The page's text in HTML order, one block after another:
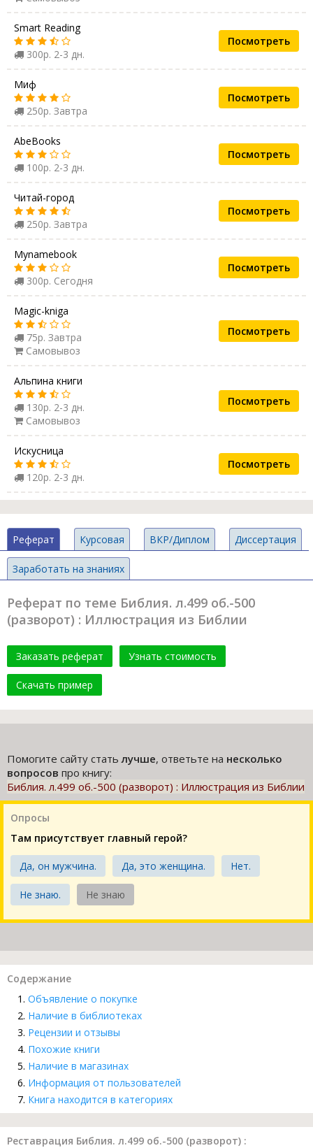
Smart Reading
300р. 2-3 дн.
Посмотреть
Миф
250р. Завтра
Посмотреть
AbeBooks
100р. 2-3 дн.
Посмотреть
Читай-город
250р. Завтра
Посмотреть
Mynamebook
300р. Сегодня
Посмотреть
Magic-kniga
75р. Завтра
Самовывоз
Посмотреть
Альпина книги
130р. 2-3 дн.
Самовывоз
Посмотреть
Искусница
120р. 2-3 дн.
Посмотреть
Реферат Курсовая ВКР/Диплом Диссертация
Заработать на знаниях
Реферат по теме Библия. л.499 об.-500
(разворот) : Иллюстрация из Библии
Заказать реферат Узнать стоимость
Скачать пример
Помогите сайту статьлучше, ответьте на несколько
вопросов про книгу:
Библия. л.499 об.-500 (разворот) : Иллюстрация из Библии
Опросы
Там присутствует главный герой?
Да, он мужчина. Да, это женщина. Нет.
Не знаю. Не знаю
Содержание
Объявление о покупке
Наличие в библиотеках
Рецензии и отзывы
Похожие книги
Наличие в магазинах
Информация от пользователей
Книга находится в категориях
Реставрация Библия. л.499 об.-500 (разворот) :